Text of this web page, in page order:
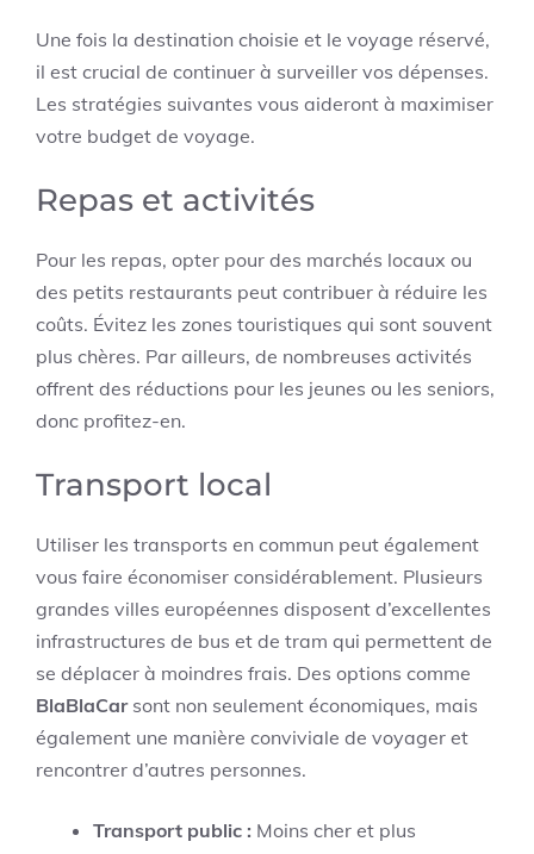
Une fois la destination choisie et le voyage réservé,
il est crucial de continuer à surveiller vos dépenses.
Les stratégies suivantes vous aideront à maximiser
votre budget de voyage.
Repas et activités
Pour les repas, opter pour des marchés locaux ou
des petits restaurants peut contribuer à réduire les
coûts. Évitez les zones touristiques qui sont souvent
plus chères. Par ailleurs, de nombreuses activités
offrent des réductions pour les jeunes ou les seniors,
donc profitez-en.
Transport local
Utiliser les transports en commun peut également
vous faire économiser considérablement. Plusieurs
grandes villes européennes disposent d’excellentes
infrastructures de bus et de tram qui permettent de
se déplacer à moindres frais. Des options comme
BlaBlaCarsont non seulement économiques, mais
également une manière conviviale de voyager et
rencontrer d’autres personnes.
Transport public : Moins cher et plus